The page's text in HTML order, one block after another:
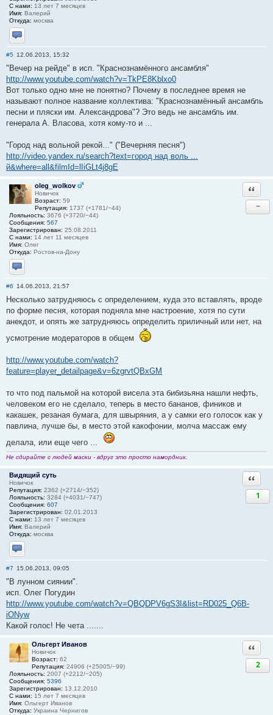
С нами: 13 лет 7 месяцев
Имя: Валерий
Откуда: москва
Отправить личное сообщение
#5 12.06.2013, 15:32
"Вечер на рейде" в исп. "Краснознамённого ансамбля"
http://www.youtube.com/watch?v=TkPE8Kblxo0
Вот только одно мне не понятно? Почему в последнее время не
называют полное название коллектива: "Краснознамённый ансамбль
песни и пляски им. Александрова"? Это ведь не ансамбль им.
генерала А. Власова, хотя кому-то и ...
"Город над вольной рекой..." ("Вечерняя песня")
http://video.yandex.ru/search?text=город над воль ...
й&where=all&filmId=lIiGLt4j8gE
oleg_wolkov
Новичок
Возраст: 59
Репутация: 1737 (+1781/−44)
Лояльность: 3676 (+3720/−44)
Сообщения: 567
Зарегистрирован: 25.08.2011
С нами: 14 лет 11 месяцев
Имя: Олег
Откуда: Ростов-на-Дону
Отправить личное сообщение
−
#6 14.06.2013, 21:57
Несколько затрудняюсь с определением, куда это вставлять, вроде
по форме песня, которая подняла мне настроение, хотя по сути
анекдот, и опять же затрудняюсь определить приличный или нет, на
усмотрение модераторов в общем
http://www.youtube.com/watch?
feature=player_detailpage&v=6zgrvtQBxGM
то что под пальмой на которой висела эта бибизьяна нашли нефть,
человеком его не сделало, теперь в место бананов, фиников и
какашек, резаная бумага, для швыряния, а у самки его голосок как у
павлина, лучше бы, в место этой какофонии, молча массаж ему
делала, или еще чего ...
Не сдирайте с людей маски - вдруг это просто намордник.
Видящий суть
Новичок
Репутация: 2362 (+2714/−352)
Лояльность: 3284 (+4031/−747)
Сообщения: 607
Зарегистрирован: 02.01.2013
С нами: 13 лет 7 месяцев
Имя: Валерий
Откуда: москва
Отправить личное сообщение
1
#7 15.06.2013, 09:05
"В лунном сиянии".
исп. Олег Погудин
http://www.youtube.com/watch?v=QBQDPV6gS3I&list=RD025_Q6B-
iONyw
Какой голос! Не чета .......
Ольгерт Иванов
Новичок
Возраст: 62
Репутация: 24906 (+25005/−99)
Лояльность: 2007 (+2212/−205)
Сообщения: 5396
Зарегистрирован: 13.12.2010
С нами: 15 лет 7 месяцев
Имя: Ольгерт Иванов
Откуда: Украина Чернигов
2